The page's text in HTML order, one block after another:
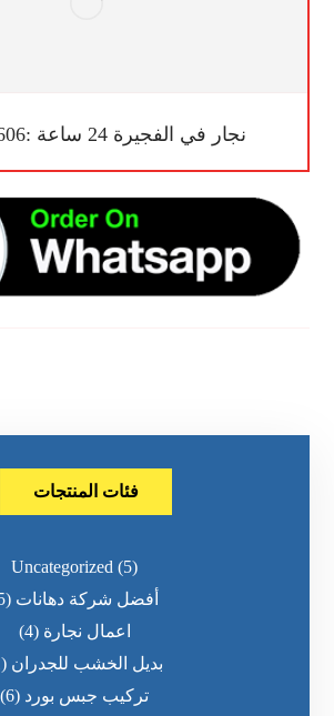
نجار في الفجيرة 24 ساعة :0545681606
فئات المنتجات
Uncategorized (5)
أفضل شركة دهانات (5)
اعمال نجارة (4)
بديل الخشب للجدران (1)
تركيب جبس بورد (6)